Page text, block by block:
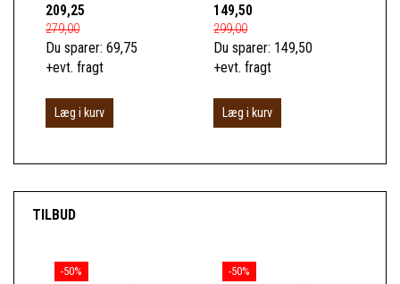
209,25
279,00
Du sparer: 69,75
+evt. fragt
Læg i kurv
149,50
299,00
Du sparer: 149,50
+evt. fragt
Læg i kurv
TILBUD
-50% -50%